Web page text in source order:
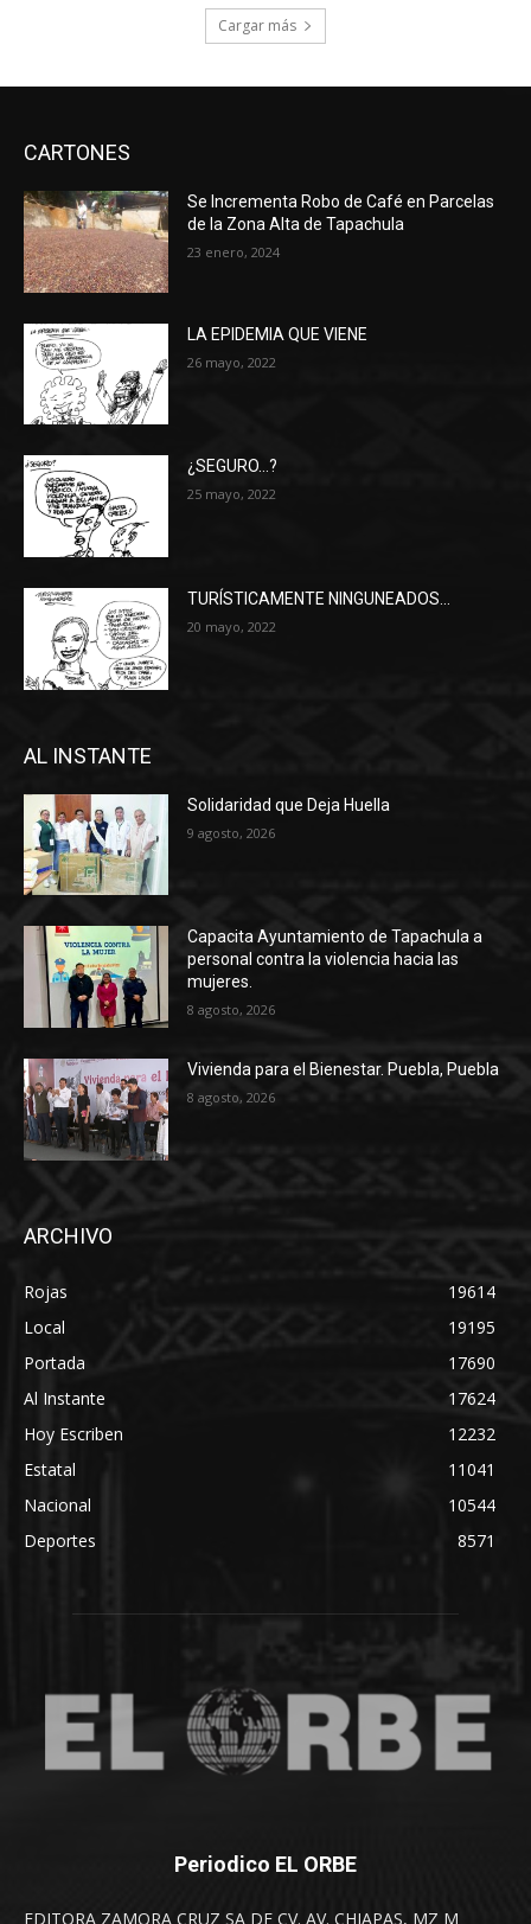
Cargar más
CARTONES
Se Incrementa Robo de Café en Parcelas
de la Zona Alta de Tapachula
23 enero, 2024
LA EPIDEMIA QUE VIENE
26 mayo, 2022
¿SEGURO…?
25 mayo, 2022
TURÍSTICAMENTE NINGUNEADOS…
20 mayo, 2022
AL INSTANTE
Solidaridad que Deja Huella
9 agosto, 2026
Capacita Ayuntamiento de Tapachula a
personal contra la violencia hacia las
mujeres.
8 agosto, 2026
Vivienda para el Bienestar. Puebla, Puebla
8 agosto, 2026
ARCHIVO
Rojas
19614
Local
19195
Portada
17690
Al Instante
17624
Hoy Escriben
12232
Estatal
11041
Nacional
10544
Deportes
8571
Periodico EL ORBE
EDITORA ZAMORA CRUZ SA DE CV. AV. CHIAPAS, MZ M